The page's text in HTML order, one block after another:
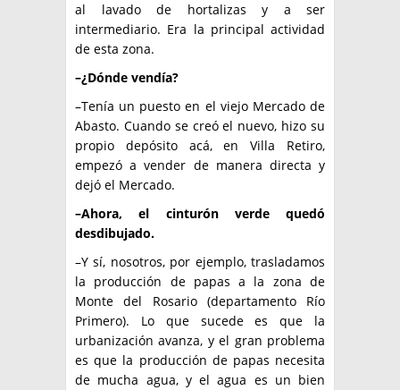
al lavado de hortalizas y a ser
intermediario. Era la principal actividad
de esta zona.
–¿Dónde vendía?
–Tenía un puesto en el viejo Mercado de
Abasto. Cuando se creó el nuevo, hizo su
propio depósito acá, en Villa Retiro,
empezó a vender de manera directa y
dejó el Mercado.
–Ahora, el cinturón verde quedó
desdibujado.
–Y sí, nosotros, por ejemplo, trasladamos
la producción de papas a la zona de
Monte del Rosario (departamento Río
Primero). Lo que sucede es que la
urbanización avanza, y el gran problema
es que la producción de papas necesita
de mucha agua, y el agua es un bien